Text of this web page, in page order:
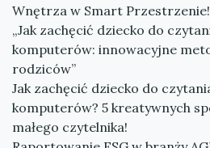
Wnętrza w Smart Przestrzenie!
„Jak zachęcić dziecko do
komputerów: innowacyjne
rodziców”
Jak zachęcić dziecko do
komputerów? 5 kreatywnych
małego czytelnika!